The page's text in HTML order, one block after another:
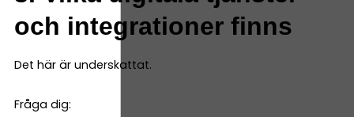
och integrationer finns
Det här är underskattat.
Fråga dig: